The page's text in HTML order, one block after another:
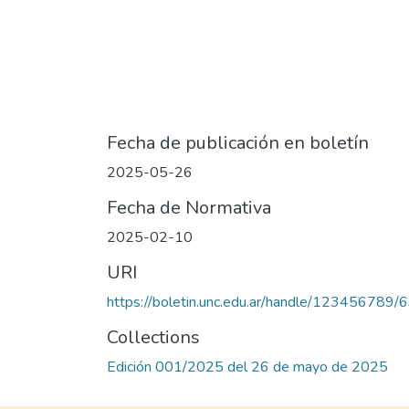
Fecha de publicación en boletín
2025-05-26
Fecha de Normativa
2025-02-10
URI
https://boletin.unc.edu.ar/handle/123456789/
Collections
Edición 001/2025 del 26 de mayo de 2025